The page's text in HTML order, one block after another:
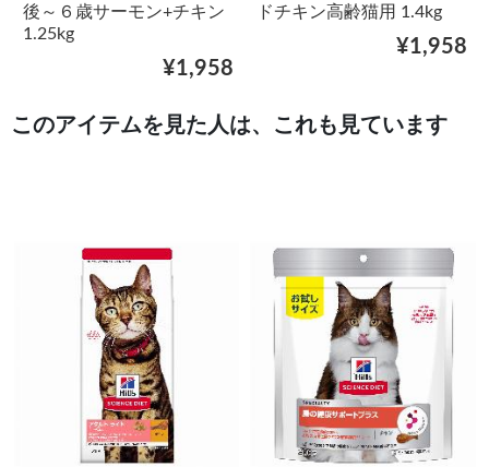
後～６歳サーモン+チキン
1.25kg
¥1,958
ドチキン高齢猫用 1.4kg
¥1,958
このアイテムを見た人は、これも見ています